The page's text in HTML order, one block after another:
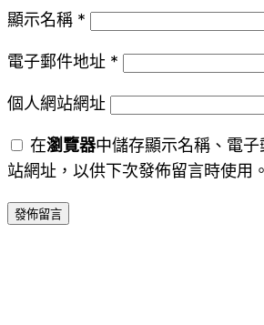
顯示名稱 *
電子郵件地址 *
個人網站網址
在瀏覽器中儲存顯示名稱、電
站網址，以供下次發佈留言時使用。